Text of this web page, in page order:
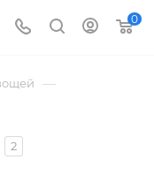
0
—
2